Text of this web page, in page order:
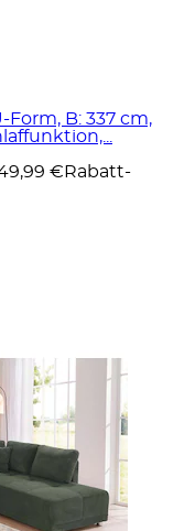
B: 337 cm,
€ Rabatt-